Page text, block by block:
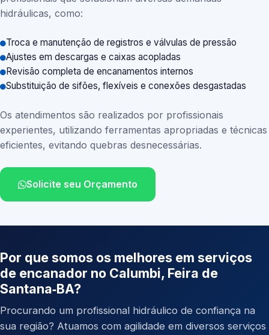
hidráulicas, como:
Troca e manutenção de registros e válvulas de pressão
Ajustes em descargas e caixas acopladas
Revisão completa de encanamentos internos
Substituição de sifões, flexíveis e conexões desgastadas
Os atendimentos são realizados por profissionais
experientes, utilizando ferramentas apropriadas e técnicas
eficientes, evitando quebras desnecessárias.
Solicite seu Orçamento
Por que somos os melhores em serviços
de encanador no Calumbi, Feira de
Santana‑BA?
Procurando um profissional hidráulico de confiança na
sua região? Atuamos com agilidade em diversos serviços